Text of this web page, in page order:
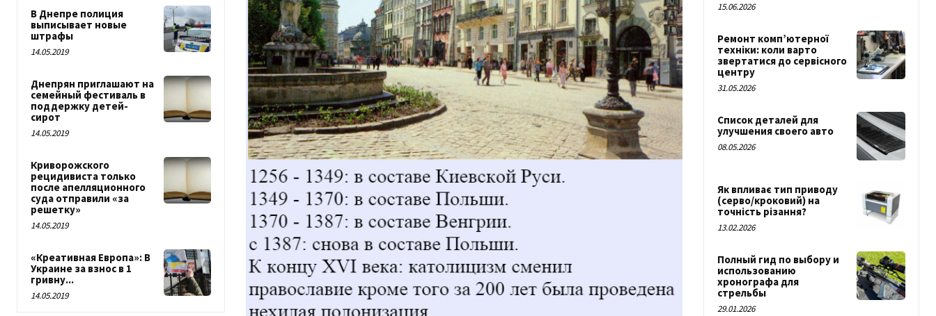
В Днепре полиция
выписывает новые
штрафы
14.05.2019
Днепрян приглашают на
семейный фестиваль в
поддержку детей-
сирот
14.05.2019
Криворожского
рецидивиста только
после апелляционного
суда отправили «за
решетку»
14.05.2019
«Креативная Европа»: В
Украине за взнос в 1
гривну...
14.05.2019
15.06.2026
Ремонт комп’ютерної
техніки: коли варто
звертатися до сервісного
центру
31.05.2026
Список деталей для
улучшения своего авто
08.05.2026
Як впливає тип приводу
(серво/кроковий) на
точність різання?
13.02.2026
Полный гид по выбору и
использованию
хронографа для
стрельбы
29.01.2026